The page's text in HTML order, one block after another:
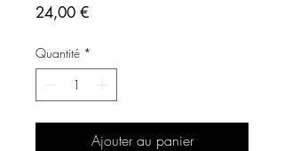
24,00 €Prix
Quantité *
Ajouter au panier